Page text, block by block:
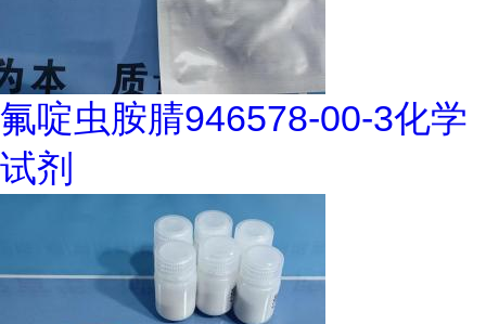
氟啶虫胺腈946578-00-3化学
试剂